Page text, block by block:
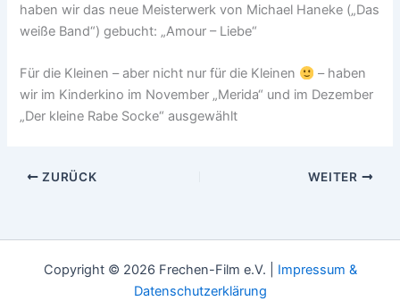
haben wir das neue Meisterwerk von Michael Haneke („Das
weiße Band“) gebucht: „Amour – Liebe“
Für die Kleinen – aber nicht nur für die Kleinen
– haben
wir im Kinderkino im November „Merida“ und im Dezember
„Der kleine Rabe Socke“ ausgewählt
ZURÜCK WEITER
Copyright © 2026 Frechen-Film e.V. | Impressum &
Datenschutzerklärung